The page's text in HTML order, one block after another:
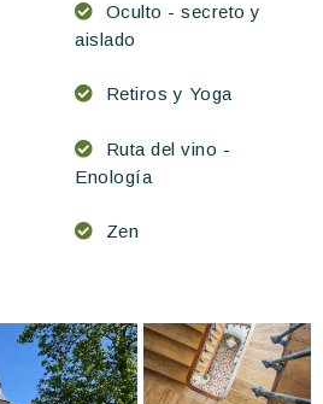
Oculto - secreto y
aislado
Retiros y Yoga
Ruta del vino -
Enología
Zen